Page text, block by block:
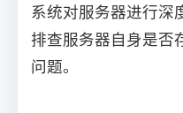
系统对服务器进行深
排查服务器自身是否
问题。